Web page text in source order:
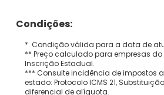
Condições:
* Condição válida para a data de
** Preço calculado para empresas do
Inscrição Estadual.
*** Consulte incidência de impostos
estado: Protocolo ICMS 21,
diferencial de alíquota.